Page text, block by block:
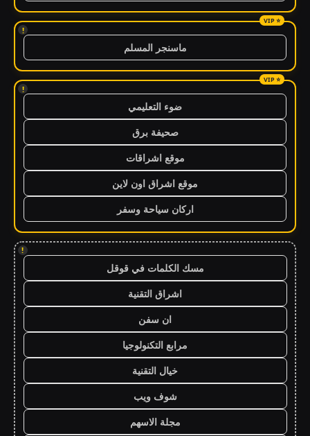
!
ماسنجر المسلم
!
ضوء التعليمي
صحيفة برق
موقع اشراقات
موقع اشراق اون لاين
اركان سياحة وسفر
!
مسك الكلمات في قوقل
اشراق التقنية
ان سفن
مرابع التكنولوجيا
خيال التقنية
شوف ويب
مجلة الاسهم